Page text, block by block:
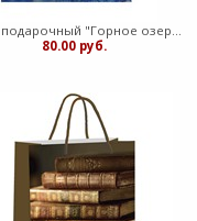
Пакет подарочный "Горное озеро" 26,4смх32,7смх13,6см
80.00 руб.